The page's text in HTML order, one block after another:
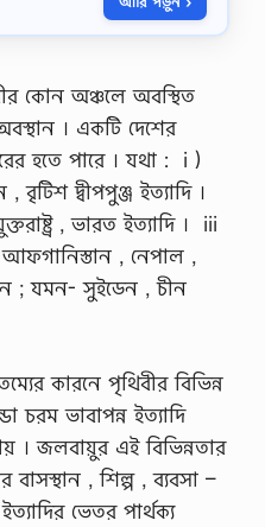
i
o
n
জ
অ
দ
য়
গ্রী
এ
বং
কোন অঞ্চলে অবস্থিত
। একটি দেশের
হতে পারে । যথা : i )
বৃটিশ দ্বীপপুঞ্জ ইত্যাদি ।
, ভারত ইত্যাদি । iii
, নেপাল ,
; যমন- সুইডেন , চীন
কারনে পৃথিবীর বিভিন্ন
চরম ভাবাপন্ন ইত্যাদি
। জলবায়ুর এই বিভিন্নতার
বাসস্থান , শিল্প , ব্যবসা –
ভেতর পার্থক্য